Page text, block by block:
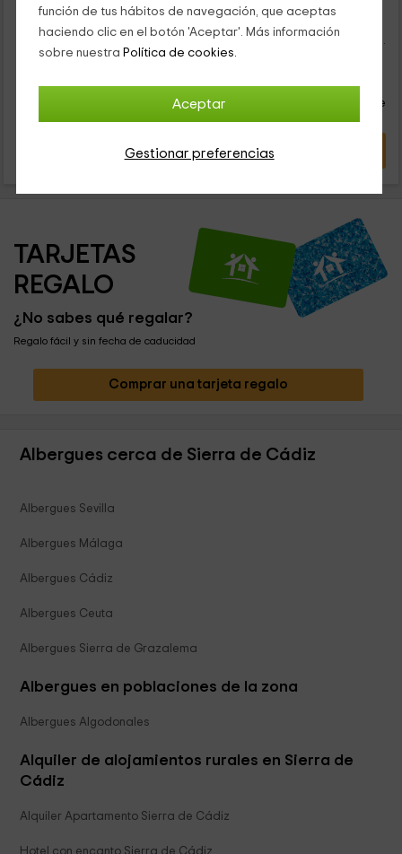
función de tus hábitos de navegación, que aceptas
haciendo clic en el botón 'Aceptar'. Más información
sobre nuestra Política de cookies.
Aceptar
Gestionar preferencias
Nuestro albergue te hará llegar hasta la provincia de Cádiz,
donde vas a encontrar en Algodonales, el remanso de paz
perfecto para tu viaje en solitario. Y es que, este albergue con
9 habitaciones deja espacio para que 38 personas puedan
Reserva inmediata desde19
persona y noche
VER OFERTA
TARJETAS
REGALO
¿No sabes qué regalar?
Regalo fácil y sin fecha de caducidad
Comprar una tarjeta regalo
Albergues cerca de Sierra de Cádiz
Albergues Sevilla
Albergues Málaga
Albergues Cádiz
Albergues Ceuta
Albergues Sierra de Grazalema
Albergues en poblaciones de la zona
Albergues Algodonales
Alquiler de alojamientos rurales en Sierra de
Cádiz
Alquiler Apartamento Sierra de Cádiz